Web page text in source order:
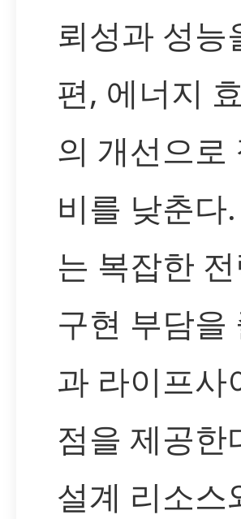
뢰성과 성능
편, 에너지
의 개선으로
비를 낮춘다
는 복잡한
구현 부담을
과 라이프사
점을 제공한
설계 리소스